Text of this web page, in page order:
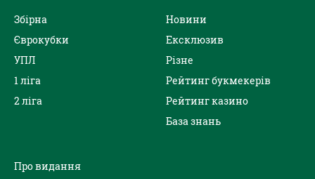
Збірна
Єврокубки
УПЛ
1 ліга
2 ліга
Новини
Ексклюзив
Різне
Рейтинг букмекерів
Рейтинг казино
База знань
Про видання